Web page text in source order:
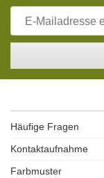
Häufige Fragen
Kontaktaufnahme
Farbmuster